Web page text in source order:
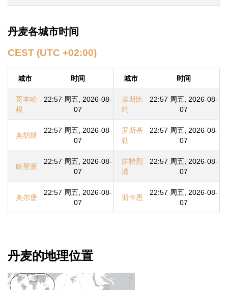
丹麦各城市时间
CEST (UTC +02:00)
城市 时间
哥本哈
根
22:57 周五, 2026-08-
07
奥胡斯
22:57 周五, 2026-08-
07
欧登塞
22:57 周五, 2026-08-
07
奥尔堡
22:57 周五, 2026-08-
07
城市 时间
埃斯比
约
22:57 周五, 2026-08-
07
罗斯基
勒
22:57 周五, 2026-08-
07
腓特烈
港
22:57 周五, 2026-08-
07
斯卡恩
22:57 周五, 2026-08-
07
丹麦的地理位置